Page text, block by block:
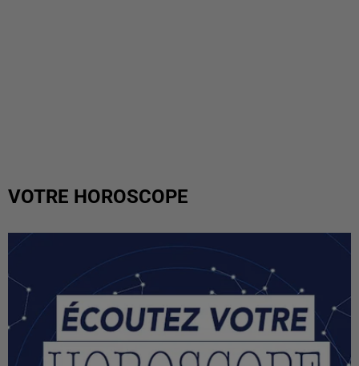
VOTRE HOROSCOPE